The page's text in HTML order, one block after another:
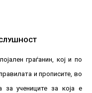
граѓанин, кој и по
и прописите, во
за учениците за која е